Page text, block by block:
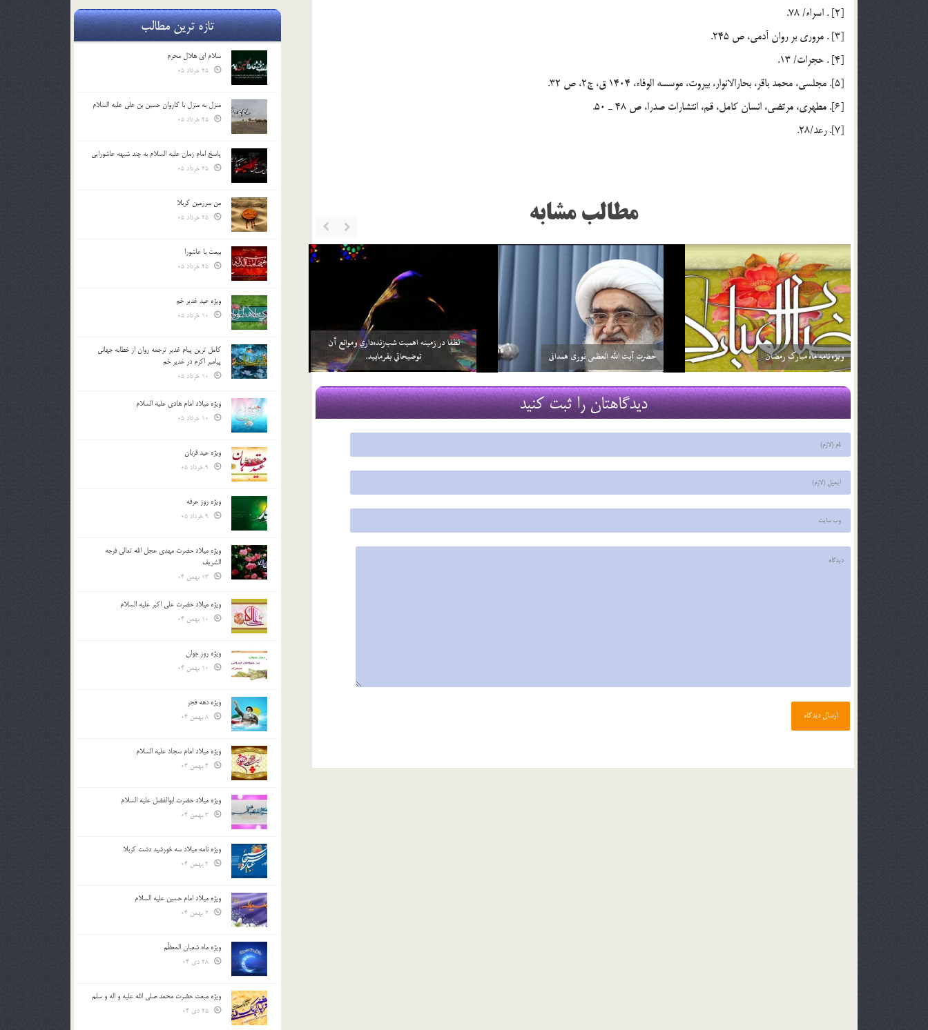
[2] . اسراء/ 78.
[3] . مروري بر روان آدمي، ص 245.
[4] . حجرات/ 13.
[5]. مجلسي، محمد باقر، بحارالانوار، بيروت، موسسه الوفاء، 1404 ق، ج2، ص 32.
[6]. مطهري، مرتضي، انسان کامل، قم، انتشارات صدرا، ص 48 ـ 50.
[7]. رعد/28.
مطالب مشابه
اگر تأثير ترجمه قرآن براي من بيشتر باشد آيا مي توانم
فقط ترجمه آن را بخوانم؟ آيا اشكالي ندارد؟
2 اسفند 96
خداوند نمي‌خواهد بيش از واجبات خودش، چيزي را
بر خود واجب كني…
2 اسفند 96
سلامي كه بعد از اتمام نماز به 3 امام داده مي‌شود منشأ
آن چيست؟
2 اسفند 96
دیدگاهتان را ثبت کنید
تازه ترین مطالب
سلام ای هلال محرم
منزل به منزل با کاروان حسین بن علی علیه السلام
پاسخ امام زمان علیه السلام به چند شبهه عاشورایی
من سرزمین کربلا
بیعت با عاشورا
ویژه عید غدیر خم
کامل ترین پیام غدیر ترجمه روان از خطابه جهانی
پیامبر اکرم در غدیر خم
ویژه میلاد امام هادی علیه السلام
ویژه عید قربان
ویژه روز عرفه
ویژه میلاد حضرت مهدی عجل الله تعالی فرجه
الشريف
ویژه میلاد حضرت علی اکبر علیه السلام
ویژه روز جوان
ویژه دهه فجر
ویژه میلاد امام سجاد علیه السلام
ویژه میلاد حضرت ابوالفضل علیه السلام
ویژه نامه میلاد سه خورشید دشت کربلا
ویژه میلاد امام حسین علیه السلام
ویژه ماه شعبان المعظّم
ویژه مبعث حضرت محمد صلی الله علیه و اله و سلم